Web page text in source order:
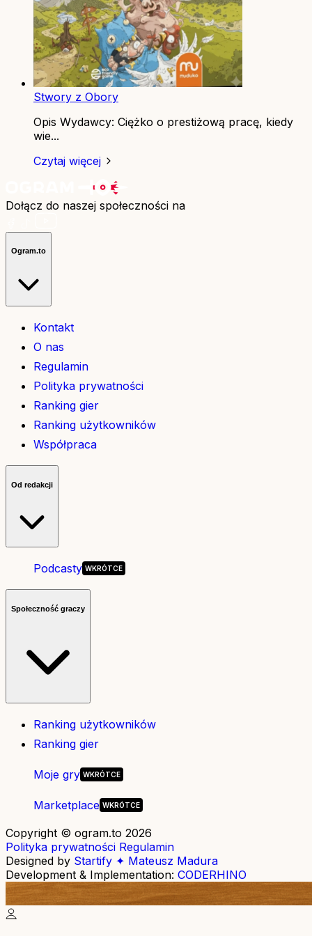
Stwory z Obory
Opis Wydawcy: Ciężko o prestiżową pracę, kiedy
wie...
Czytaj więcej
Dołącz do naszej społeczności na
Ogram.to
Kontakt
O nas
Regulamin
Polityka prywatności
Ranking gier
Ranking użytkowników
Współpraca
Od redakcji
Podcasty
Społeczność graczy
Ranking użytkowników
Ranking gier
Moje gry
Marketplace
Copyright © ogram.to 2026
Polityka prywatności Regulamin
Designed by Startify ✦ Mateusz Madura
Development & Implementation: CODERHINO